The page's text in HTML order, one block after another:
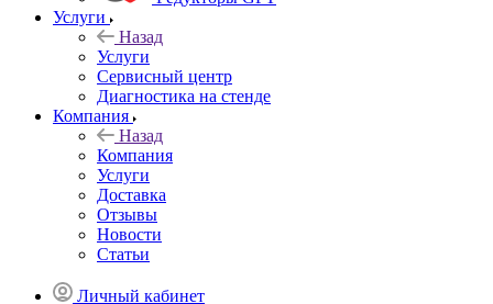
Услуги
Назад
Услуги
Сервисный центр
Диагностика на стенде
Компания
Назад
Компания
Услуги
Доставка
Отзывы
Новости
Статьи
Личный кабинет